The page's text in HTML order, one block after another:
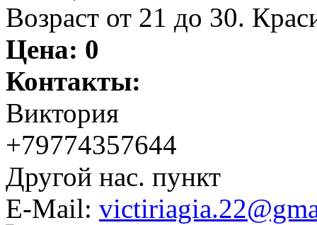
Возраст от 21 до 30.
Цена: 0
Контакты:
Виктория
+79774357644
Другой нас. пункт
E-Mail: